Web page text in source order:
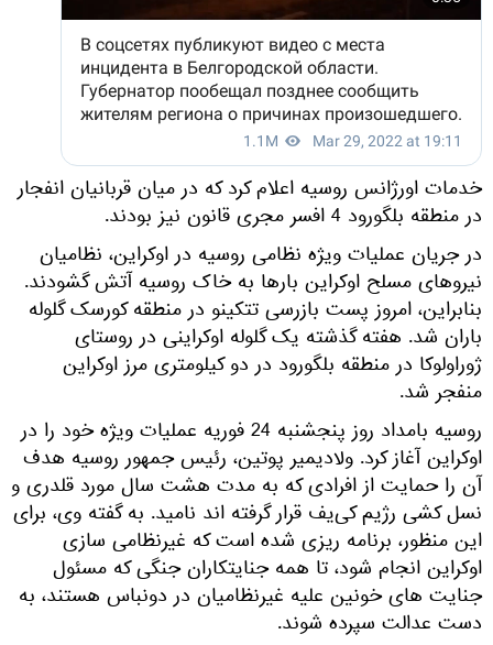
خدمات اورژانس روسیه اعلام کرد که در میان قربانیان انفجار
در منطقه بلگورود 4 افسر مجری قانون نیز بودند.
در جریان عملیات ویژه نظامی روسیه در اوکراین، نظامیان
نیروهای مسلح اوکراین بارها به خاک روسیه آتش گشودند.
بنابراین، امروز پست بازرسی تتکینو در منطقه کورسک گلوله
باران شد. هفته گذشته یک گلوله اوکراینی در روستای
ژوراولوکا در منطقه بلگورود در دو کیلومتری مرز اوکراین
منفجر شد.
روسیه بامداد روز پنجشنبه 24 فوریه عملیات ویژه خود را در
اوکراین آغاز کرد. ولادیمیر پوتین، رئیس جمهور روسیه هدف
آن را حمایت از افرادی که به مدت هشت سال مورد قلدری و
نسل کشی رژیم کی‌یف قرار گرفته اند نامید. به گفته وی، برای
این منظور، برنامه ریزی شده است که غیرنظامی سازی
اوکراین انجام شود، تا همه جنایتکاران جنگی که مسئول
جنایت های خونین علیه غیرنظامیان در دونباس هستند، به
دست عدالت سپرده شوند.